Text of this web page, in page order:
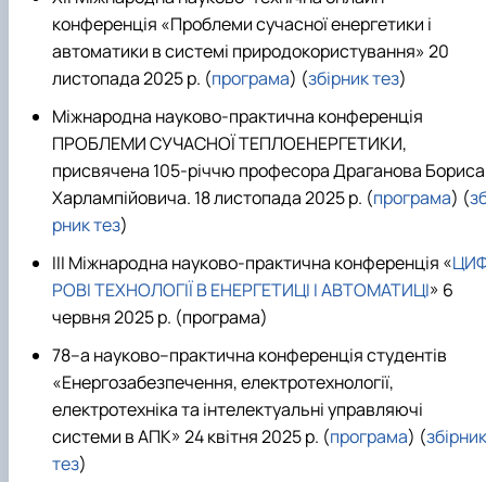
Новини
конференція «Проблеми сучасної енергетики і
автоматики в системі природокористування» 20
листопада 2025 р. (програма) (збірник тез)
Міжнародна науково-практична конференція
ПРОБЛЕМИ СУЧАСНОЇ ТЕПЛОЕНЕРГЕТИКИ,
присвячена 105-річчю професора Драганова Бориса
Харлампійовича. 18 листопада 2025 р. (програма) (
рник тез)
ІІІ Міжнародна науково-практична конференція «
РОВІ ТЕХНОЛОГІЇ В ЕНЕРГЕТИЦІ І АВТОМАТИЦІ» 6
червня 2025 р. (програма)
78–а науково–практична конференція студентів
«Енергозабезпечення, електротехнології,
електротехніка та інтелектуальні управляючі
системи в АПК» 24 квітня 2025 р. (програма) (збірник
тез)